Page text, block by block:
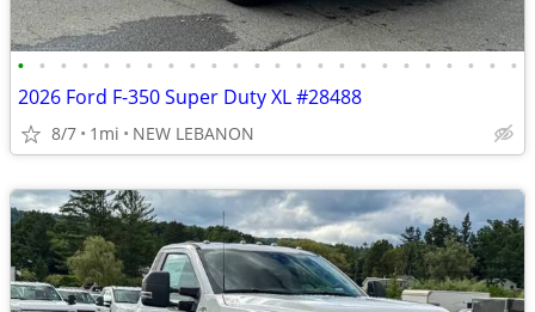
• • • • • • • • • • • • • • • • • • • • • • • •
2026 Ford F-350 Super Duty XL #28488
8/7 1mi NEW LEBANON